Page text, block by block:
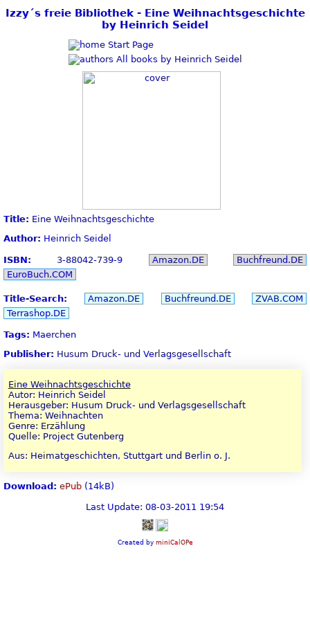
Izzy´s freie Bibliothek - Eine Weihnachtsgeschichte
by Heinrich Seidel
Start Page
All books by Heinrich Seidel
Title: Eine Weihnachtsgeschichte
Author: Heinrich Seidel
ISBN: 3-88042-739-9 Amazon.DE
Buchfreund.DE
EuroBuch.COM
Title-Search: Amazon.DE Buchfreund.DE
ZVAB.COM
Terrashop.DE
Tags: Maerchen
Publisher: Husum Druck- und Verlagsgesellschaft
Eine Weihnachtsgeschichte
Autor: Heinrich Seidel
Herausgeber: Husum Druck- und Verlagsgesellschaft
Thema: Weihnachten
Genre: Erzählung
Quelle: Project Gutenberg
Aus: Heimatgeschichten, Stuttgart und Berlin o. J.
Download: ePub (14kB)
Last Update: 08-03-2011 19:54
Created by miniCalOPe